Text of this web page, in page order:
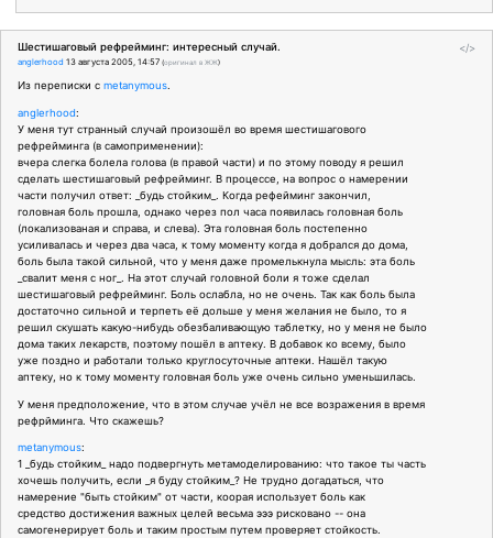
</>
Шестишаговый рефрейминг: интересный случай.
anglerhood 13 августа 2005, 14:57 (оригинал в ЖЖ)
Из переписки с metanymous.
anglerhood:
У меня тут странный случай произошёл во время шестишагового
рефрейминга (в самоприменении):
вчера слегка болела голова (в правой части) и по этому поводу я решил
сделать шестишаговый рефрейминг. В процессе, на вопрос о намерении
части получил ответ: _будь стойким_. Когда рефейминг закончил,
головная боль прошла, однако через пол часа появилась головная боль
(локализованая и справа, и слева). Эта головная боль постепенно
усиливалась и через два часа, к тому моменту когда я добрался до дома,
боль была такой сильной, что у меня даже промелькнула мысль: эта боль
_свалит меня с ног_. На этот случай головной боли я тоже сделал
шестишаговый рефрейминг. Боль ослабла, но не очень. Так как боль была
достаточно сильной и терпеть её дольше у меня желания не было, то я
решил скушать какую-нибудь обезбаливающую таблетку, но у меня не было
дома таких лекарств, поэтому пошёл в аптеку. В добавок ко всему, было
уже поздно и работали только круглосуточные аптеки. Нашёл такую
аптеку, но к тому моменту головная боль уже очень сильно уменьшилась.
У меня предположение, что в этом случае учёл не все возражения в время
рефрйминга. Что скажешь?
metanymous:
1 _будь стойким_ надо подвергнуть метамоделированию: что такое ты часть
хочешь получить, если _я буду стойким_? Не трудно догадаться, что
намерение "быть стойким" от части, коорая использует боль как
средство достижения важных целей весьма эээ рисковано -- она
самогенерирует боль и таким простым путем проверяет стойкость.